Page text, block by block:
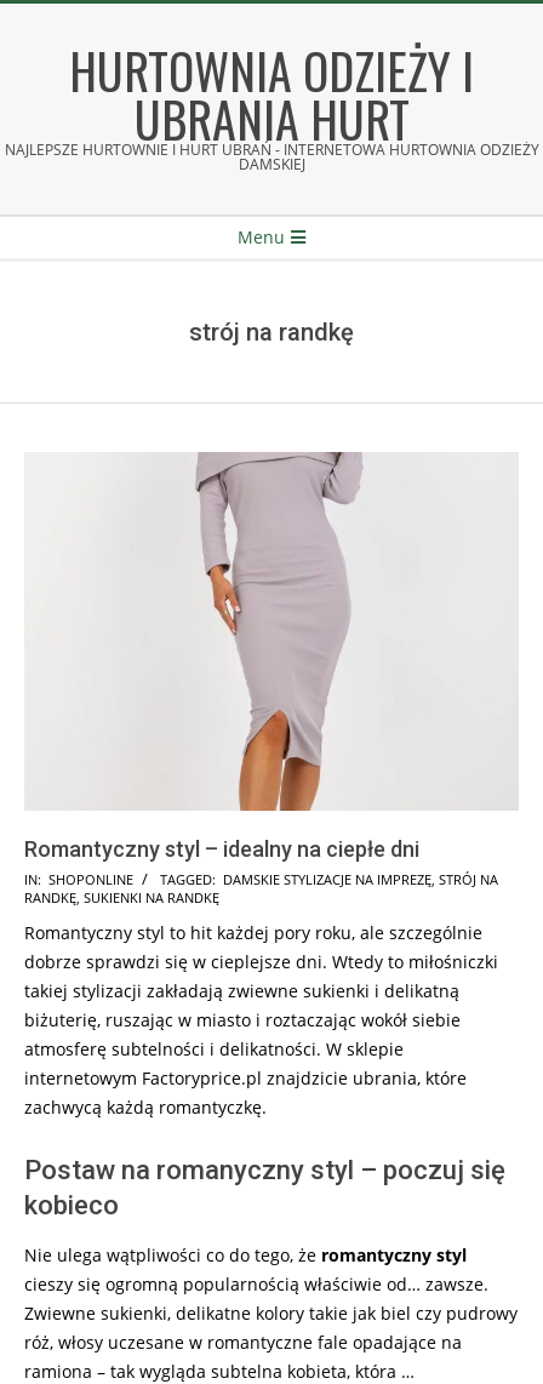
HURTOWNIA ODZIEŻY I
UBRANIA HURT
NAJLEPSZE HURTOWNIE I HURT UBRAŃ - INTERNETOWA HURTOWNIA ODZIEŻY
DAMSKIEJ
Menu
strój na randkę
Romantyczny styl – idealny na ciepłe dni
2025-
07-
24
IN: SHOPONLINE TAGGED: DAMSKIE STYLIZACJE NA IMPREZĘ STRÓJ NA
RANDKĘ SUKIENKI NA RANDKĘ
Romantyczny styl to hit każdej pory roku, ale szczególnie
dobrze sprawdzi się w cieplejsze dni. Wtedy to miłośniczki
takiej stylizacji zakładają zwiewne sukienki i delikatną
biżuterię, ruszając w miasto i roztaczając wokół siebie
atmosferę subtelności i delikatności. W sklepie
internetowym Factoryprice.pl znajdzicie ubrania, które
zachwycą każdą romantyczkę.
Postaw na romanyczny styl – poczuj się
kobieco
Nie ulega wątpliwości co do tego, że romantyczny styl
cieszy się ogromną popularnością właściwie od… zawsze.
Zwiewne sukienki, delikatne kolory takie jak biel czy pudrowy
róż, włosy uczesane w romantyczne fale opadające na
ramiona – tak wygląda subtelna kobieta, która …